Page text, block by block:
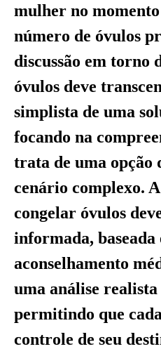
mulher no
número de óvulos
discussão em torno
óvulos deve
simplista de uma
focando na
trata de uma opção
cenário complexo.
congelar óvulos
informada, baseada
aconselhamento
uma análise realista
permitindo que
controle de seu